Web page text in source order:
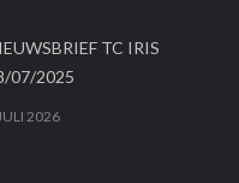
TC IRIS
07/2025
2026